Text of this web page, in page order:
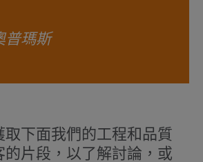
普瑪斯
取下面我們的工程和品質
的片段，以了解討論，或